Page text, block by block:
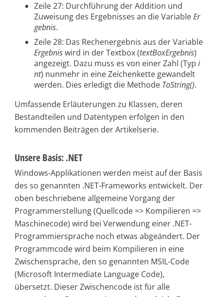
Zeile 27: Durchführung der Addition und
Zuweisung des Ergebnisses an die VariableEr
gebnis.
Zeile 28: Das Rechenergebnis aus der Variable
Ergebniswird in der Textbox (textBoxErgebnis)
angezeigt. Dazu muss es von einer Zahl (Typ i
nt) nunmehr in eine Zeichenkette gewandelt
werden. Dies erledigt die Methode ToString().
Umfassende Erläuterungen zu Klassen, deren
Bestandteilen und Datentypen erfolgen in den
kommenden Beiträgen der Artikelserie.
Unsere Basis: .NET
Windows-Applikationen werden meist auf der Basis
des so genannten .NET-Frameworks entwickelt. Der
oben beschriebene allgemeine Vorgang der
Programmerstellung (Quellcode => Kompilieren =>
Maschinecode) wird bei Verwendung einer .NET-
Programmiersprache noch etwas abgeändert. Der
Programmcode wird beim Kompilieren in eine
Zwischensprache, den so genannten MSIL-Code
(Microsoft Intermediate Language Code),
übersetzt. Dieser Zwischencode ist für alle